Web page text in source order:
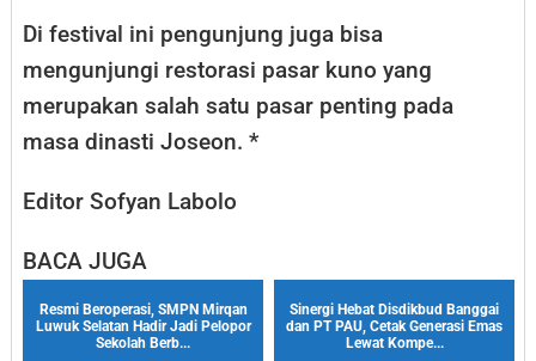
Di festival ini pengunjung juga bisa
mengunjungi restorasi pasar kuno yang
merupakan salah satu pasar penting pada
masa dinasti Joseon. *
Editor Sofyan Labolo
BACA JUGA
Resmi Beroperasi, SMPN Mirqan
Luwuk Selatan Hadir Jadi Pelopor
Sekolah Berb...
Sinergi Hebat Disdikbud Banggai
dan PT PAU, Cetak Generasi Emas
Lewat Kompe...